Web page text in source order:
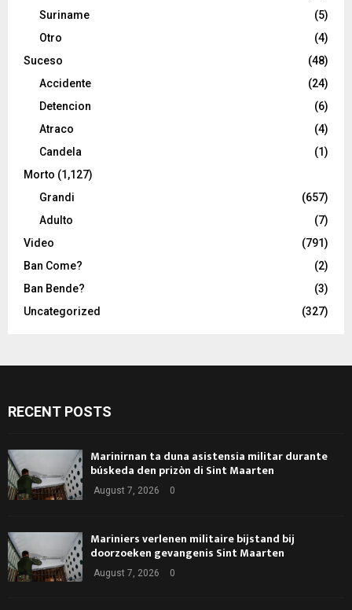
Suriname
(5)
Otro
(4)
Suceso
(48)
Accidente
(24)
Detencion
(6)
Atraco
(4)
Candela
(1)
Morto (1,127)
Grandi
(657)
Adulto
(7)
Video
(791)
Ban Come?
(2)
Ban Bende?
(3)
Uncategorized
(327)
RECENT POSTS
Marinirnan ta duna asistensia militar durante
búskeda den prizòn di Sint Maarten
August 7, 2026 0
Mariniers verlenen militaire bijstand bij
doorzoeken gevangenis Sint Maarten
August 7, 2026 0